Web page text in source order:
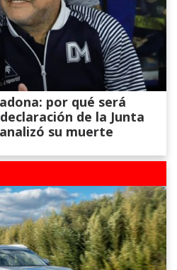
por qué será
de la Junta
su muerte